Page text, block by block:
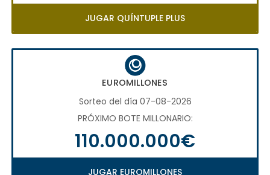
JUGAR QUÍNTUPLE PLUS
EUROMILLONES
Sorteo del día 07-08-2026
PRÓXIMO BOTE MILLONARIO:
110.000.000€
JUGAR EUROMILLONES